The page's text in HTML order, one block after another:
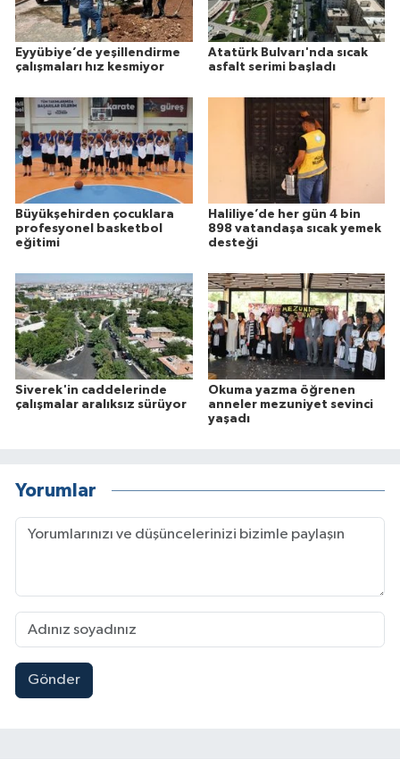
Eyyübiye’de yeşillendirme
çalışmaları hız kesmiyor
Atatürk Bulvarı'nda sıcak
asfalt serimi başladı
Büyükşehirden çocuklara
profesyonel basketbol
eğitimi
Haliliye’de her gün 4 bin
898 vatandaşa sıcak yemek
desteği
Siverek'in caddelerinde
çalışmalar aralıksız sürüyor
Okuma yazma öğrenen
anneler mezuniyet sevinci
yaşadı
Yorumlar
Gönder